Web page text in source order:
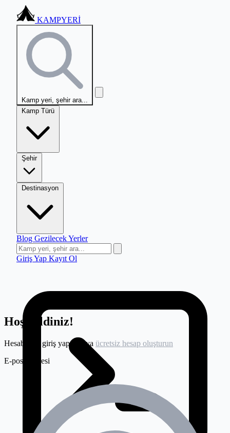
KAMPYERİ
Kamp yeri, şehir ara...
Kamp Türü
Şehir
Destinasyon
Blog Gezilecek Yerler
Giriş Yap Kayıt Ol
Hoş geldiniz!
Hesabınıza giriş yapın veya ücretsiz hesap oluşturun
E-posta adresi